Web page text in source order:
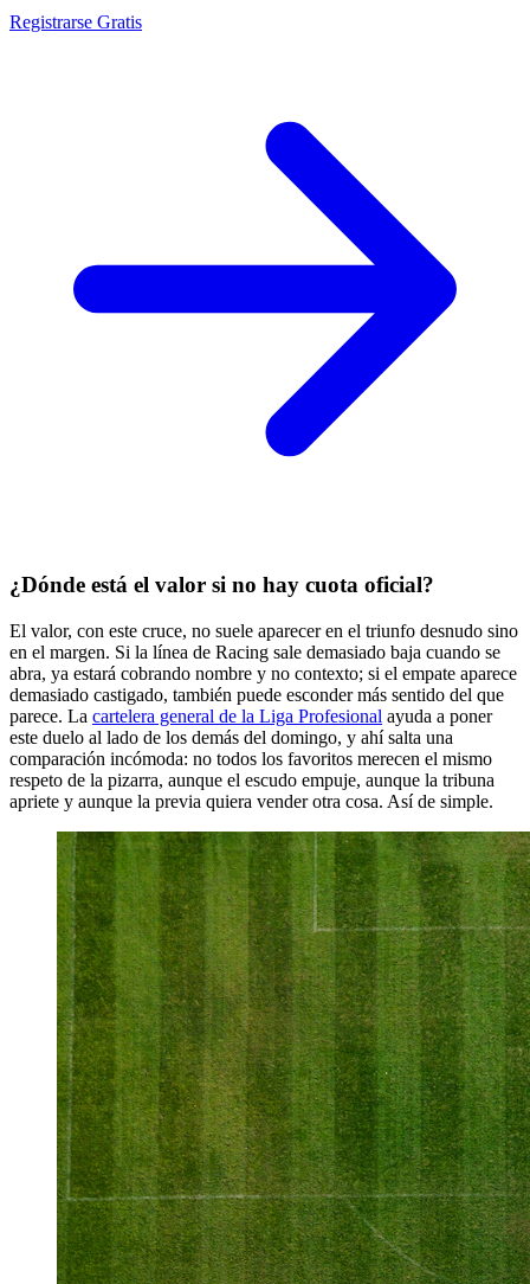
Registrarse Gratis
¿Dónde está el valor si no hay cuota oficial?
El valor, con este cruce, no suele aparecer en el triunfo desnudo sino
en el margen. Si la línea de Racing sale demasiado baja cuando se
abra, ya estará cobrando nombre y no contexto; si el empate aparece
demasiado castigado, también puede esconder más sentido del que
parece. La cartelera general de la Liga Profesional ayuda a poner
este duelo al lado de los demás del domingo, y ahí salta una
comparación incómoda: no todos los favoritos merecen el mismo
respeto de la pizarra, aunque el escudo empuje, aunque la tribuna
apriete y aunque la previa quiera vender otra cosa. Así de simple.